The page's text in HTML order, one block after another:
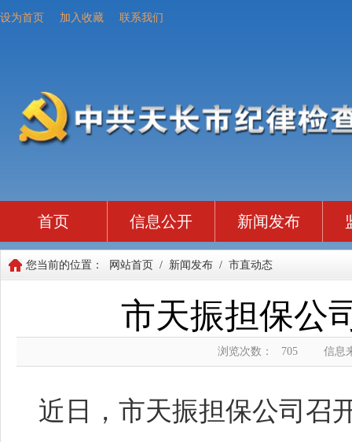
设为首页 加入收藏 联系我们
首页 信息公开 新闻发布
您当前的位置： 网站首页 / 新闻发布 / 市直动态
市天振担保公
浏览次数： 705 信息
近日，市天振担保公司召